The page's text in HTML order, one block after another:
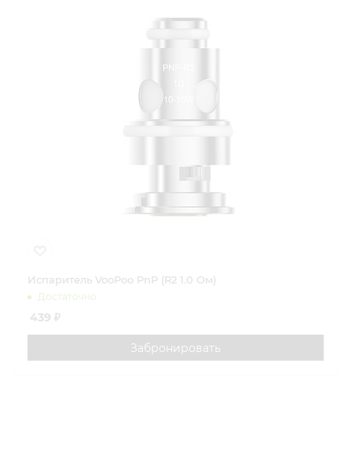
Испаритель VooPoo PnP (R2 1.0 Ом)
Достаточно
439 ₽
Забронировать